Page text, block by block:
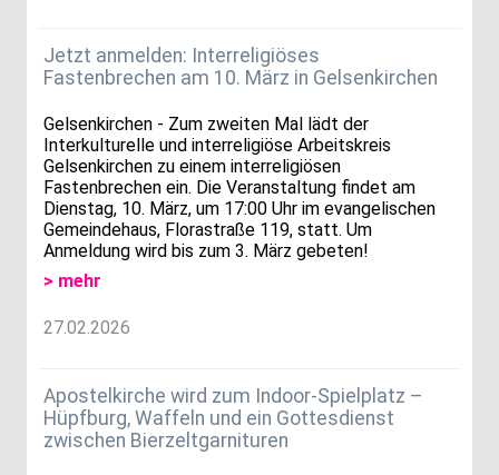
Jetzt anmelden: Interreligiöses
Fastenbrechen am 10. März in Gelsenkirchen
Gelsenkirchen - Zum zweiten Mal lädt der
Interkulturelle und interreligiöse Arbeitskreis
Gelsenkirchen zu einem interreligiösen
Fastenbrechen ein. Die Veranstaltung findet am
Dienstag, 10. März, um 17:00 Uhr im evangelischen
Gemeindehaus, Florastraße 119, statt. Um
Anmeldung wird bis zum 3. März gebeten!
> mehr
27.02.2026
Apostelkirche wird zum Indoor-Spielplatz –
Hüpfburg, Waffeln und ein Gottesdienst
zwischen Bierzeltgarnituren